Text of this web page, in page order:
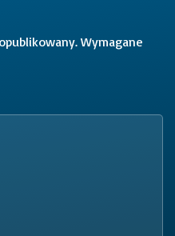
Wymagane